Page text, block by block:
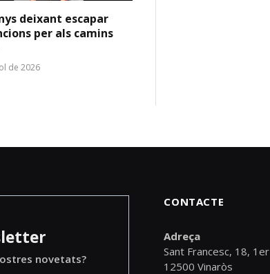
deixant escapar
per als camins
de 2026
novetats?
CONTACTE
Adreça
Sant Francesc, 18, 1er
12500 Vinaròs